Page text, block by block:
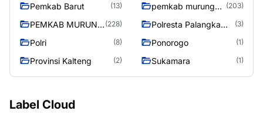
Pemkab Barut (13)
pemkab murung
(203)
PEMKAB MURUNG (228)
Polresta Palangka
(3)
Polri (8) Ponorogo (1)
Provinsi Kalteng (2) Sukamara (1)
Label Cloud